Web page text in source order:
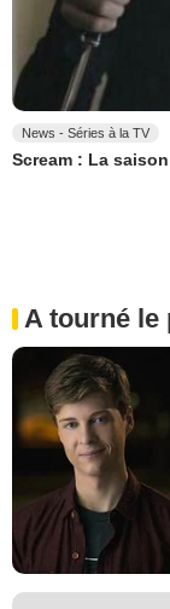
News - Séries à la TV
Scream : La
A tourné le